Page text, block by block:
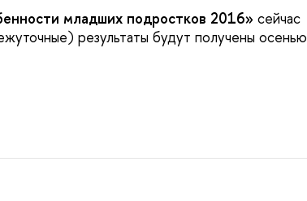
младших подростков 2016»сейчас
результаты будут получены осенью